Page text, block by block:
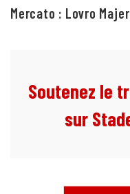
Mercato : Lovro
Soutenez le
sur